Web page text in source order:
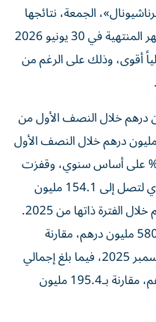
الجمعة، نتائجها
المالية الموحدة عن فترة ستة أشهر المنتهية في 30 يونيو 2026
أقوى، وذلك على الرغم من
الشركة 9 ملايين درهم خلال النصف الأول من
2026، بنمو 38% مقارنة بـ6.5 مليون درهم خلال النصف الأول
عام 2025، بزيادة بلغت 38% على أساس سنوي، وقفزت
الإيرادات 98% على أساس سنوي لتصل إلى 154.1 مليون
درهم، مقارنة بـ77.9 مليون درهم خلال الفترة ذاتها من 2025.
وسجل إجمالي أصول الشركة 580.8 مليون درهم، مقارنة
بـ610.8 مليون درهم في 31 ديسمبر 2025، فيما بلغ إجمالي
حقوق الملكية 194.7 مليون درهم، مقارنة بـ195.4 مليون